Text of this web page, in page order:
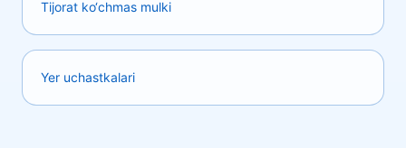
Tijorat ko‘chmas mulki
Yer uchastkalari